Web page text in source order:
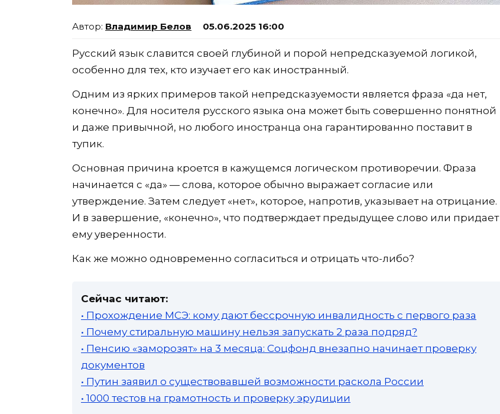
Владимир Белов 05.06.2025 16:00
Русский язык славится своей глубиной и порой непредсказуемой логикой,
особенно для тех, кто изучает его как иностранный.
Одним из ярких примеров такой непредсказуемости является фраза «да нет,
конечно». Для носителя русского языка она может быть совершенно понятной
и даже привычной, но любого иностранца она гарантированно поставит в
тупик.
Основная причина кроется в кажущемся логическом противоречии. Фраза
начинается с «да» — слова, которое обычно выражает согласие или
утверждение. Затем следует «нет», которое, напротив, указывает на отрицание.
И в завершение, «конечно», что подтверждает предыдущее слово или придает
ему уверенности.
Как же можно одновременно согласиться и отрицать что-либо?
Сейчас читают:
• Прохождение МСЭ: кому дают бессрочную инвалидность с первого раза
• Почему стиральную машину нельзя запускать 2 раза подряд?
• Пенсию «заморозят» на 3 месяца: Соцфонд внезапно начинает проверку
документов
• Путин заявил о существовавшей возможности раскола России
• 1000 тестов на грамотность и проверку эрудиции